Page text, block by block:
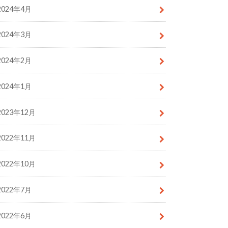
年4月
年3月
年2月
年1月
年12月
年11月
年10月
年7月
年6月